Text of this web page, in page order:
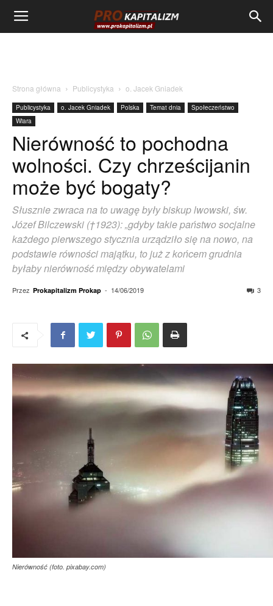
Strona główna Publicystyka o. Jacek Gniadek
Publicystyka o. Jacek Gniadek Polska Temat dnia
Społeczeństwo
Wiara
Nierówność to pochodna
wolności. Czy chrześcijanin
może być bogaty?
Słusznie zwraca na to uwagę były biskup lwowski, św.
Józef Bilczewski (†1923): „gdyby takie państwo socjalne
każdego pierwszego stycznia urządziło się na nowo, na
podstawie równości ma­jątku, to już z końcem grudnia
byłaby nierówność między obywatelami
Przez Prokapitalizm Prokap - 14/06/2019 3
Nierówność (foto. pixabay.com)